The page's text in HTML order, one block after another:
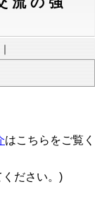
｜
はこちらをご覧く
ださい。)